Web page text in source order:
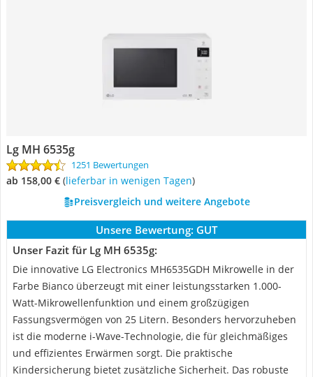
Lg MH 6535g
1251 Bewertungen
ab 158,00 € ( Lieferbar in wenigen Tagen)
Preisvergleich und weitere Angebote
Unsere Bewertung: GUT
Unser Fazit für Lg MH 6535g:
Die innovative LG Electronics MH6535GDH Mikrowelle in der
Farbe Bianco überzeugt mit einer leistungsstarken 1.000-
Watt-Mikrowellenfunktion und einem großzügigen
Fassungsvermögen von 25 Litern. Besonders hervorzuheben
ist die moderne i-Wave-Technologie, die für gleichmäßiges
und effizientes Erwärmen sorgt. Die praktische
Kindersicherung bietet zusätzliche Sicherheit. Das robuste